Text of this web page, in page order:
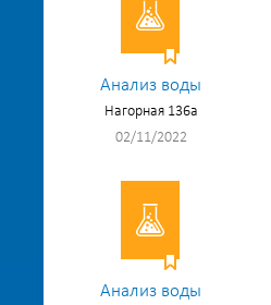
Анализ воды
Нагорная 136а
02/11/2022
Анализ воды